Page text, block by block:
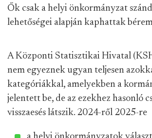
Ők csak a helyi önkormányzat
lehetőségei alapján kaphattak
A Központi Statisztikai Hivatal
nem egyeznek ugyan teljesen
kategóriákkal, amelyekben a
jelentett be, de az ezekhez hasonló
visszaesés látszik. 2024-ről 2025-re